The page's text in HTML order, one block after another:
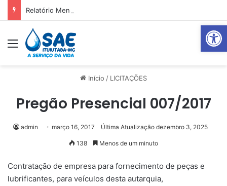
Abrir
Relatório Mensal Janeiro – Qualidade da Água Tratada
Menu
Início / LICITAÇÕES
Pregão Presencial 007/2017
admin março 16, 2017 Última Atualização dezembro 3, 2025
138 Menos de um minuto
Contratação de empresa para fornecimento de peças e
lubrificantes, para veículos desta autarquia,